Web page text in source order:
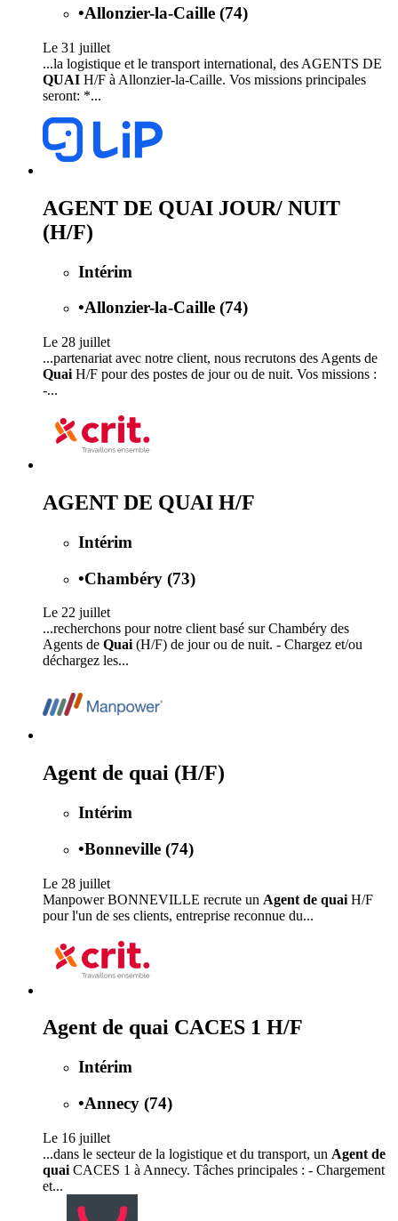
•Allonzier-la-Caille (74)
Le 31 juillet
...la logistique et le transport international, des AGENTS DE
QUAI H/F à Allonzier-la-Caille. Vos missions principales
seront: *...
AGENT DE QUAI JOUR/ NUIT
(H/F)
Intérim
•Allonzier-la-Caille (74)
Le 28 juillet
...partenariat avec notre client, nous recrutons des Agents de
Quai H/F pour des postes de jour ou de nuit. Vos missions :
-...
AGENT DE QUAI H/F
Intérim
•Chambéry (73)
Le 22 juillet
...recherchons pour notre client basé sur Chambéry des
Agents de Quai (H/F) de jour ou de nuit. - Chargez et/ou
déchargez les...
Agent de quai (H/F)
Intérim
•Bonneville (74)
Le 28 juillet
Manpower BONNEVILLE recrute un Agent de quai H/F
pour l'un de ses clients, entreprise reconnue du...
Agent de quai CACES 1 H/F
Intérim
•Annecy (74)
Le 16 juillet
...dans le secteur de la logistique et du transport, un Agent de
quai CACES 1 à Annecy. Tâches principales : - Chargement
et...